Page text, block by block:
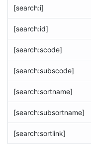
[search:i]
[search:id]
[search:scode]
[search:subscode]
[search:sortname]
[search:subsortname]
[search:sortlink]